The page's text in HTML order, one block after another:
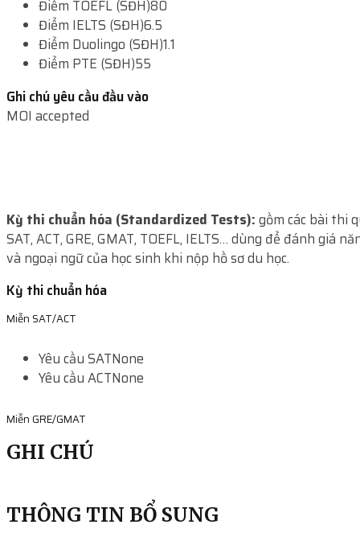
Kỳ thi chuẩn hóa (Standardized Tests): gồm các bài thi
SAT, ACT, GRE, GMAT, TOEFL, IELTS… dùng để đánh giá
và ngoại ngữ của học sinh khi nộp hồ sơ du học.
Kỳ thi chuẩn hóa
Miễn SAT/ACT
Yêu cầu SATNone
Yêu cầu ACTNone
Miễn GRE/GMAT
Điểm TOEFL (SĐH)80
Điểm IELTS (SĐH)6.5
Điểm Duolingo (SĐH)1.1
Điểm PTE (SĐH)55
Ghi chú yêu cầu đầu vào
MOI accepted
THÔNG TIN BỔ SUNG
GHI CHÚ